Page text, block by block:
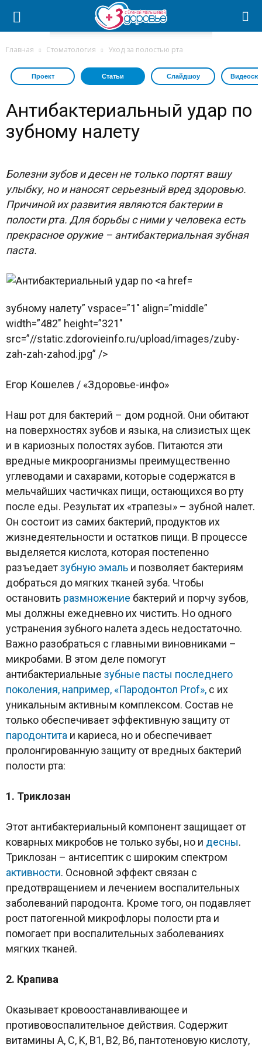
Главная Стоматология Уход за полостью рта
Проект Статьи Слайдшоу
Антибактериальный удар по
зубному налету
Болезни зубов и десен не только портят вашу
улыбку, но и наносят серьезный вред здоровью.
Причиной их развития являются бактерии в
полости рта. Для борьбы с ними у человека есть
прекрасное оружие – антибактериальная зубная
паста.
зубному налету” vspace=”1″ align=”middle”
width=”482″ height=”321″
src=”//static.zdorovieinfo.ru/upload/images/zuby-
zah-zah-zahod.jpg” />
Егор Кошелев / «Здоровье-инфо»
Наш рот для бактерий – дом родной. Они обитают
на поверхностях зубов и языка, на слизистых щек
и в кариозных полостях зубов. Питаются эти
вредные микроорганизмы преимущественно
углеводами и сахарами, которые содержатся в
мельчайших частичках пищи, остающихся во рту
после еды. Результат их «трапезы» – зубной налет.
Он состоит из самих бактерий, продуктов их
жизнедеятельности и остатков пищи. В процессе
выделяется кислота, которая постепенно
разъедаетзубную эмаль и позволяет бактериям
добраться до мягких тканей зуба. Чтобы
остановить размножение бактерий и порчу зубов,
мы должны ежедневно их чистить. Но одного
устранения зубного налета здесь недостаточно.
Важно разобраться с главными виновниками –
микробами. В этом деле помогут
антибактериальные зубные пасты последнего
поколения, например, «Пародонтол Prof», с их
уникальным активным комплексом. Состав не
только обеспечивает эффективную защиту от
пародонтита и кариеса, но и обеспечивает
пролонгированную защиту от вредных бактерий
полости рта:
1. Триклозан
Этот антибактериальный компонент защищает от
коварных микробов не только зубы, но и десны.
Триклозан – антисептик с широким спектром
активности. Основной эффект связан с
предотвращением и лечением воспалительных
заболеваний пародонта. Кроме того, он подавляет
рост патогенной микрофлоры полости рта и
помогает при воспалительных заболеваниях
мягких тканей.
2. Крапива
Оказывает кровоостанавливающее и
противовоспалительное действия. Содержит
витамины A, C, K, В1, В2, В6, пантотеновую кислоту,